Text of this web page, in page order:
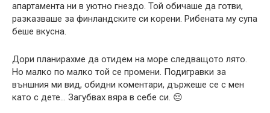
апартамента ни в уютно гнездо. Той обичаше да готви,
разказваше за финландските си корени. Рибената му супа
беше вкусна.
Дори планирахме да отидем на море следващото лято.
Но малко по малко той се промени. Подигравки за
външния ми вид, обидни коментари, държеше се с мен
като с дете… Загубвах вяра в себе си. 😔